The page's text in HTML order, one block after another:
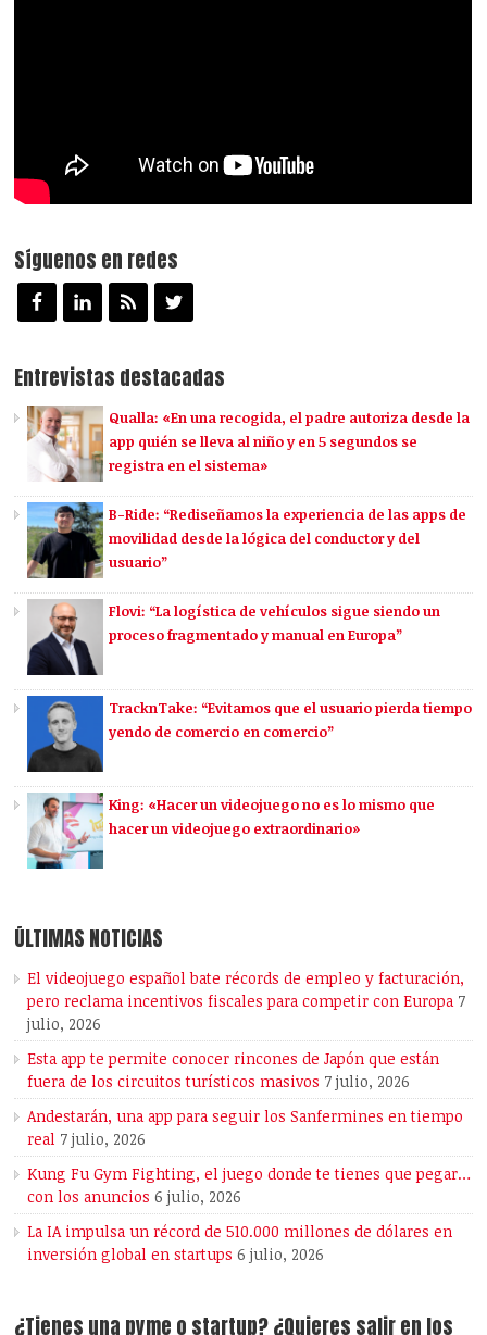
Síguenos en redes
Entrevistas destacadas
Qualla: «En una recogida, el padre autoriza desde la
app quién se lleva al niño y en 5 segundos se
registra en el sistema»
B-Ride: “Rediseñamos la experiencia de las apps de
movilidad desde la lógica del conductor y del
usuario”
Flovi: “La logística de vehículos sigue siendo un
proceso fragmentado y manual en Europa”
TracknTake: “Evitamos que el usuario pierda tiempo
yendo de comercio en comercio”
King: «Hacer un videojuego no es lo mismo que
hacer un videojuego extraordinario»
ÚLTIMAS NOTICIAS
El videojuego español bate récords de empleo y facturación,
pero reclama incentivos fiscales para competir con Europa 7
julio, 2026
Esta app te permite conocer rincones de Japón que están
fuera de los circuitos turísticos masivos 7 julio, 2026
Andestarán, una app para seguir los Sanfermines en tiempo
real 7 julio, 2026
Kung Fu Gym Fighting, el juego donde te tienes que pegar…
con los anuncios 6 julio, 2026
La IA impulsa un récord de 510.000 millones de dólares en
inversión global en startups 6 julio, 2026
¿Tienes una pyme o startup? ¿Quieres salir en los